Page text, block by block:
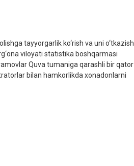
tayyorgarlik ko‘rish va uni o‘tkazish
viloyati statistika boshqarmasi
Quva tumaniga qarashli bir qator
bilan hamkorlikda xonadonlarni